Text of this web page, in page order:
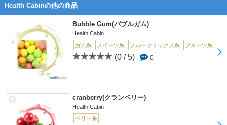
Health Cabinの他の商品
Bubble Gum(バブルガム)
Health Cabin
ガム系
スイーツ系 フルーツミックス系 フルーツ系
(0 / 5) 0
cranberry(クランベリー)
Health Cabin
ベリー系